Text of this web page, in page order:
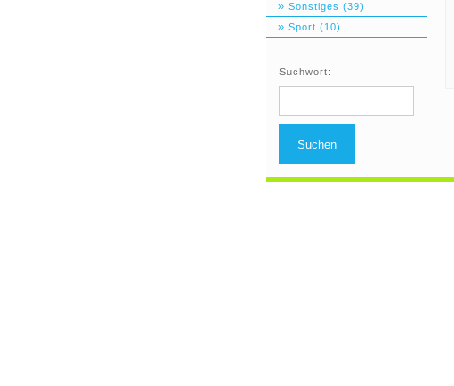
» Sonstiges (39)
» Sport (10)
Suchwort:
Suchen